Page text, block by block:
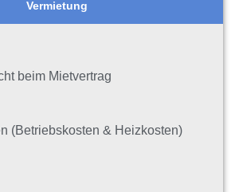
Vermietung
beim Mietvertrag
(Betriebskosten & Heizkosten)